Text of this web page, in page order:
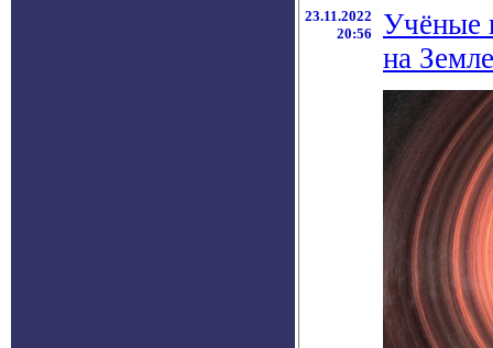
23.11.2022
20:56
Учёные
на